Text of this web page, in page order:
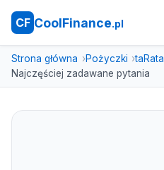
CF CoolFinance.pl
Strona główna Pożyczki
taRata
Najczęściej zadawane pytania